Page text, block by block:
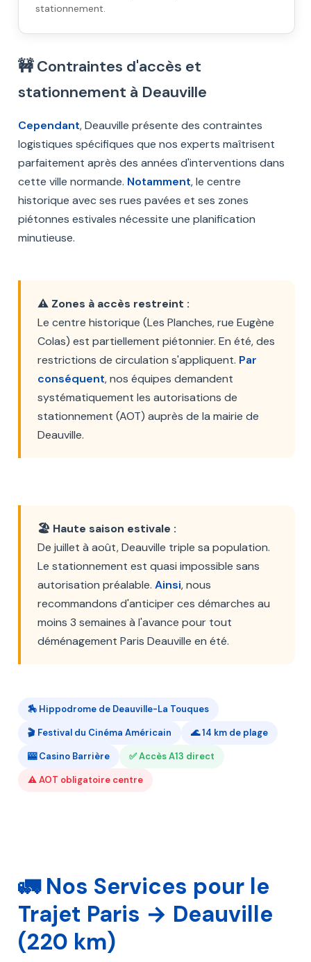
stationnement.
🚧 Contraintes d'accès et
stationnement à Deauville
Cependant, Deauville présente des contraintes
logistiques spécifiques que nos experts maîtrisent
parfaitement après des années d'interventions dans
cette ville normande. Notamment, le centre
historique avec ses rues pavées et ses zones
piétonnes estivales nécessite une planification
minutieuse.
⚠️ Zones à accès restreint :
Le centre historique (Les Planches, rue Eugène
Colas) est partiellement piétonnier. En été, des
restrictions de circulation s'appliquent. Par
conséquent, nos équipes demandent
systématiquement les autorisations de
stationnement (AOT) auprès de la mairie de
Deauville.
🏖️ Haute saison estivale :
De juillet à août, Deauville triple sa population.
Le stationnement est quasi impossible sans
autorisation préalable. Ainsi, nous
recommandons d'anticiper ces démarches au
moins 3 semaines à l'avance pour tout
déménagement Paris Deauville en été.
🏇 Hippodrome de Deauville-La Touques
🎬 Festival du Cinéma Américain
🌊 14 km de plage
🎰 Casino Barrière
✅ Accès A13 direct
⚠️ AOT obligatoire centre
🚛 Nos Services pour le
Trajet Paris → Deauville
(220 km)